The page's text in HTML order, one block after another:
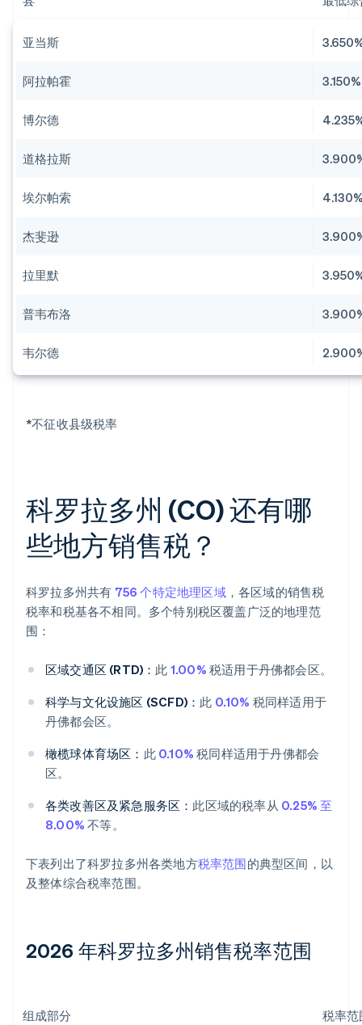
亚当斯
阿拉帕霍 3.150%
博尔德
道格拉斯
埃尔帕索
杰斐逊
拉里默
普韦布洛
韦尔德
*不征收县级税率
科罗拉多州 (CO) 还有哪
些地方销售税？
科罗拉多州共有 756 个特定地理区域，各区域的销售税
税率和税基各不相同。多个特别税区覆盖广泛的地理范
围：
区域交通区 (RTD)： 此 1.00% 税适用于丹佛都会区。
科学与文化设施区 (SCFD)： 此 0.10% 税同样适用于
丹佛都会区。
橄榄球体育场区： 此 0.10% 税同样适用于丹佛都会
区。
各类改善区及紧急服务区： 此区域的税率从 0.25% 至
8.00% 不等。
下表列出了科罗拉多州各类地方税率范围的典型区间，以
及整体综合税率范围。
2026 年科罗拉多州销售税率范围
组成部分 税率范